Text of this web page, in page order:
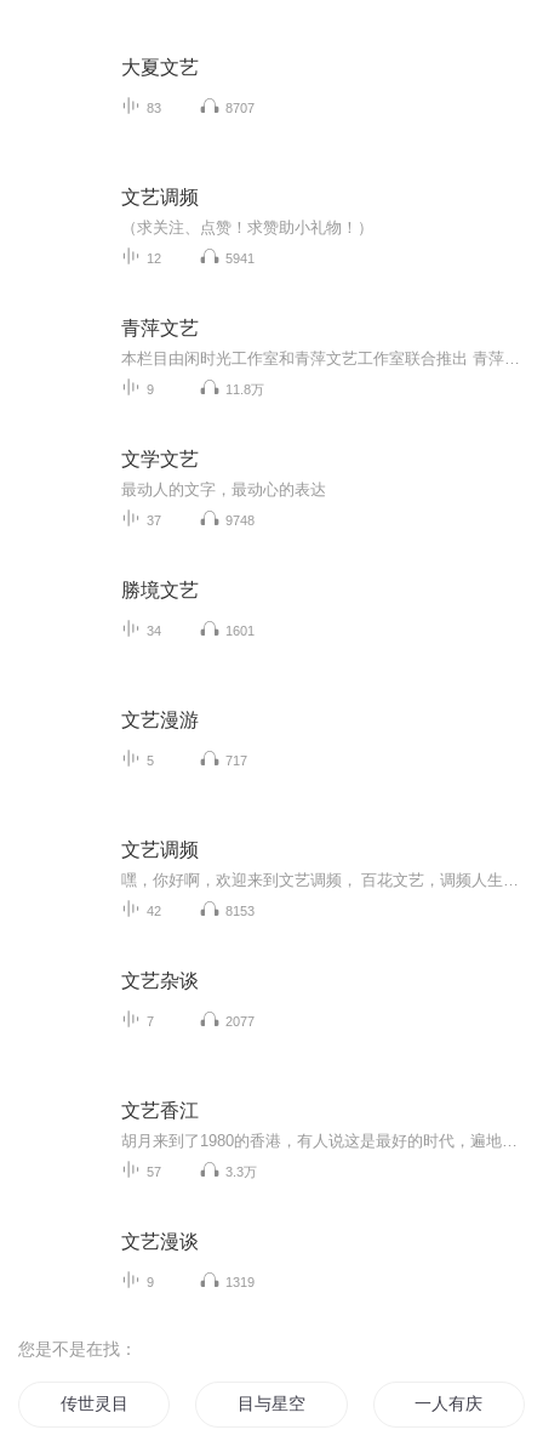
大夏文艺
83 8707
文艺调频
（求关注、点赞！求赞助小礼物！）
12 5941
青萍文艺
9 11.8万
文学文艺
最动人的文字，最动心的表达
37 9748
勝境文艺
34 1601
文艺漫游
5 717
文艺调频
42 8153
文艺杂谈
7 2077
文艺香江
57 3.3万
文艺漫谈
9 1319
您是不是在找：
传世灵目 目与星空 一人有庆